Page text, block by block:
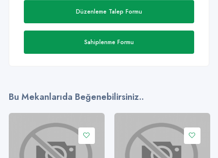
Düzenleme Talep Formu
Sahiplenme Formu
Bu Mekanlarıda Beğenebilirsiniz..